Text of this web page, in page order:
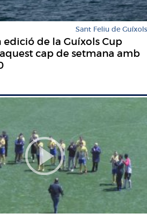
Sant Feliu de Guíxols
edició de la Guíxols Cup
cap de setmana amb